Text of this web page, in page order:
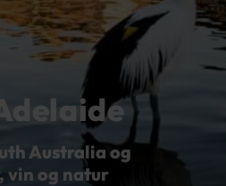
Australia og
vin og natur